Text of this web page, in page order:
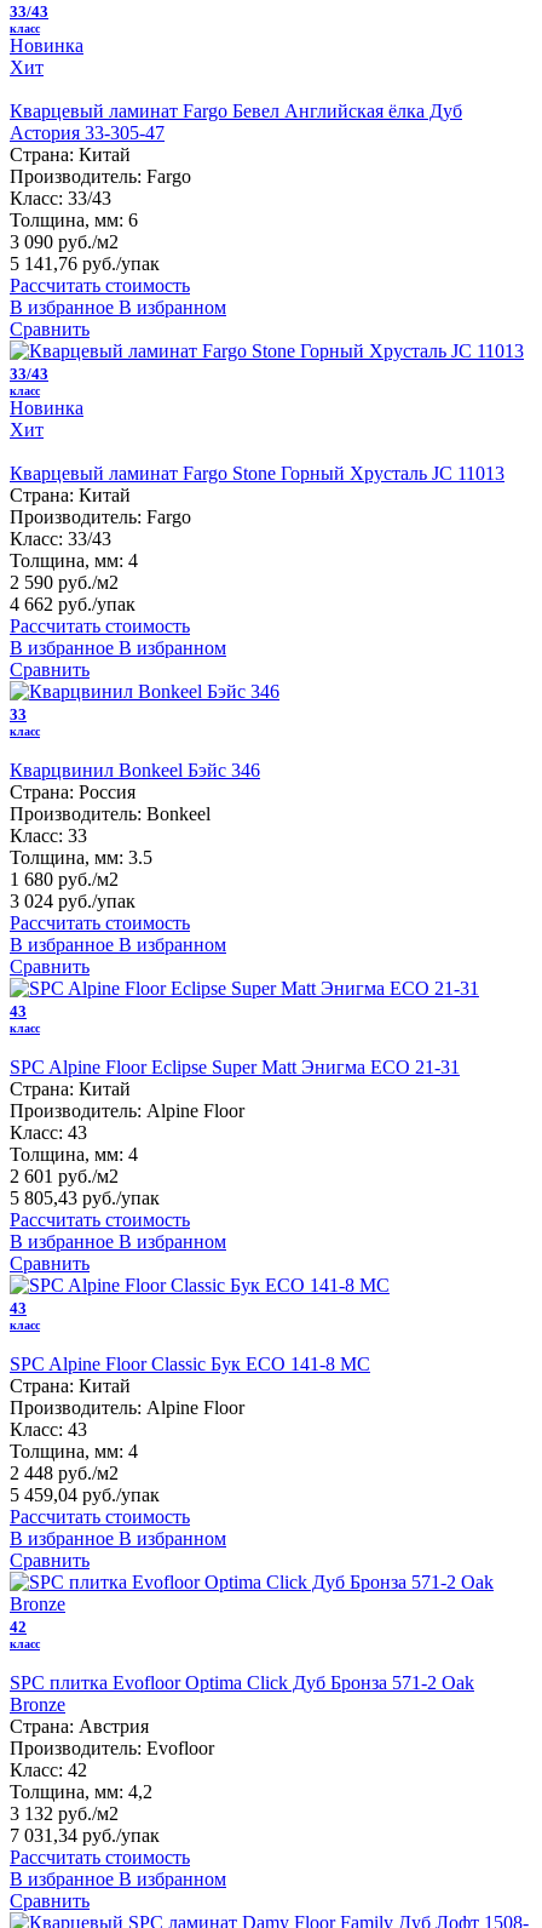
33/43
класс
Новинка
Хит
Кварцевый ламинат Fargo Бевел Английская ёлка Дуб
Астория 33-305-47
Страна: Китай
Производитель: Fargo
Класс: 33/43
Толщина, мм: 6
3 090 руб./м2
5 141,76 руб./упак
Рассчитать стоимость
В избранное В избранном
Сравнить
33/43
класс
Новинка
Хит
Кварцевый ламинат Fargo Stone Горный Хрусталь JC 11013
Страна: Китай
Производитель: Fargo
Класс: 33/43
Толщина, мм: 4
2 590 руб./м2
4 662 руб./упак
Рассчитать стоимость
В избранное В избранном
Сравнить
33
класс
Кварцвинил Bonkeel Бэйс 346
Страна: Россия
Производитель: Bonkeel
Класс: 33
Толщина, мм: 3.5
1 680 руб./м2
3 024 руб./упак
Рассчитать стоимость
В избранное В избранном
Сравнить
43
класс
SPC Alpine Floor Eclipse Super Matt Энигма ЕСО 21-31
Страна: Китай
Производитель: Alpine Floor
Класс: 43
Толщина, мм: 4
2 601 руб./м2
5 805,43 руб./упак
Рассчитать стоимость
В избранное В избранном
Сравнить
43
класс
SPC Alpine Floor Classic Бук ECO 141-8 MC
Страна: Китай
Производитель: Alpine Floor
Класс: 43
Толщина, мм: 4
2 448 руб./м2
5 459,04 руб./упак
Рассчитать стоимость
В избранное В избранном
Сравнить
42
класс
SPC плитка Evofloor Optima Click Дуб Бронза 571-2 Оak
Bronze
Страна: Австрия
Производитель: Evofloor
Класс: 42
Толщина, мм: 4,2
3 132 руб./м2
7 031,34 руб./упак
Рассчитать стоимость
В избранное В избранном
Сравнить